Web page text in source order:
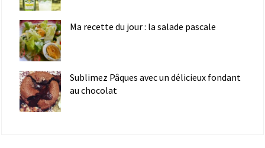
Ma recette du jour : la salade pascale
Sublimez Pâques avec un délicieux fondant
au chocolat